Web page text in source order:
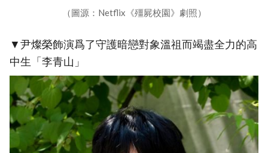
（圖源：Netflix《殭屍校園》劇照）
▼尹燦榮飾演爲了守護暗戀對象溫祖而竭盡全力的高
中生「李青山」